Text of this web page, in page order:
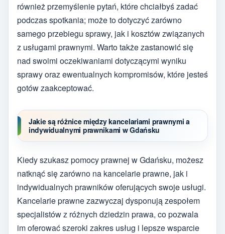
również przemyślenie pytań, które chciałbyś zadać
podczas spotkania; może to dotyczyć zarówno
samego przebiegu sprawy, jak i kosztów związanych
z usługami prawnymi. Warto także zastanowić się
nad swoimi oczekiwaniami dotyczącymi wyniku
sprawy oraz ewentualnych kompromisów, które jesteś
gotów zaakceptować.
Jakie są różnice między kancelariami prawnymi a
indywidualnymi prawnikami w Gdańsku
Kiedy szukasz pomocy prawnej w Gdańsku, możesz
natknąć się zarówno na kancelarie prawne, jak i
indywidualnych prawników oferujących swoje usługi.
Kancelarie prawne zazwyczaj dysponują zespołem
specjalistów z różnych dziedzin prawa, co pozwala
im oferować szeroki zakres usług i lepsze wsparcie